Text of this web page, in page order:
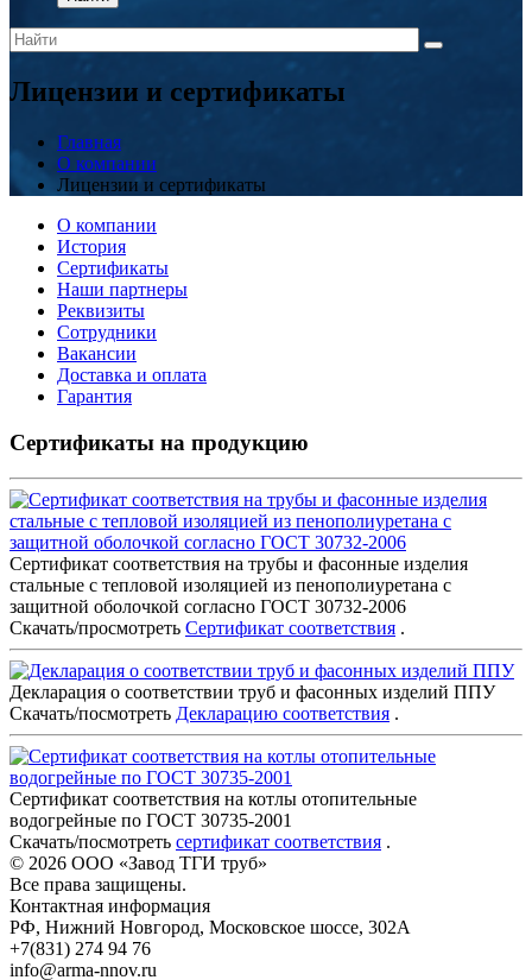
Лицензии и сертификаты
Главная
О компании
Лицензии и сертификаты
О компании
История
Сертификаты
Наши партнеры
Реквизиты
Сотрудники
Вакансии
Доставка и оплата
Гарантия
Сертификаты на продукцию
Сертификат соответствия на трубы и фасонные изделия
стальные с тепловой изоляцией из пенополиуретана с
защитной оболочкой согласно ГОСТ 30732-2006
Скачать/просмотреть Сертификат соответствия .
Декларация о соответствии труб и фасонных изделий ППУ
Скачать/посмотреть Декларацию соответствия .
Сертификат соответствия на котлы отопительные
водогрейные по ГОСТ 30735-2001
Скачать/посмотреть сертификат соответствия .
© 2026 ООО «Завод ТГИ труб»
Все права защищены.
Контактная информация
РФ, Нижний Новгород, Московское шоссе, 302А
+7(831) 274 94 76
info@arma-nnov.ru